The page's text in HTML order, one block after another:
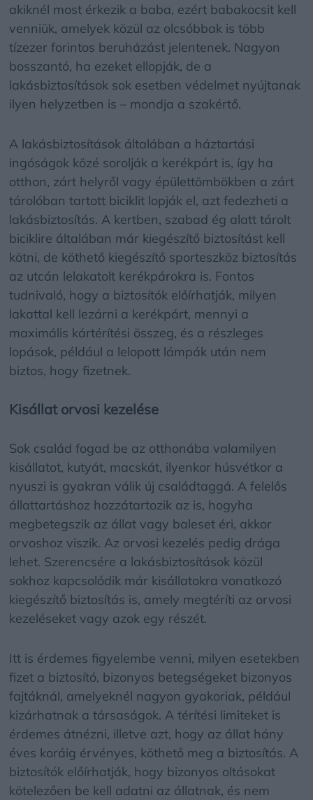
akiknél most érkezik a baba, ezért babakocsit kell
venniük, amelyek közül az olcsóbbak is több
tízezer forintos beruházást jelentenek. Nagyon
bosszantó, ha ezeket ellopják, de a
lakásbiztosítások sok esetben védelmet nyújtanak
ilyen helyzetben is – mondja a szakértő.
A lakásbiztosítások általában a háztartási
ingóságok közé sorolják a kerékpárt is, így ha
otthon, zárt helyről vagy épülettömbökben a zárt
tárolóban tartott biciklit lopják el, azt fedezheti a
lakásbiztosítás. A kertben, szabad ég alatt tárolt
biciklire általában már kiegészítő biztosítást kell
kötni, de köthető kiegészítő sporteszköz biztosítás
az utcán lelakatolt kerékpárokra is. Fontos
tudnivaló, hogy a biztosítók előírhatják, milyen
lakattal kell lezárni a kerékpárt, mennyi a
maximális kártérítési összeg, és a részleges
lopások, például a lelopott lámpák után nem
biztos, hogy fizetnek.
Kisállat orvosi kezelése
Sok család fogad be az otthonába valamilyen
kisállatot, kutyát, macskát, ilyenkor húsvétkor a
nyuszi is gyakran válik új családtaggá. A felelős
állattartáshoz hozzátartozik az is, hogyha
megbetegszik az állat vagy baleset éri, akkor
orvoshoz viszik. Az orvosi kezelés pedig drága
lehet. Szerencsére a lakásbiztosítások közül
sokhoz kapcsolódik már kisállatokra vonatkozó
kiegészítő biztosítás is, amely megtéríti az orvosi
kezeléseket vagy azok egy részét.
Itt is érdemes figyelembe venni, milyen esetekben
fizet a biztosító, bizonyos betegségeket bizonyos
fajtáknál, amelyeknél nagyon gyakoriak, például
kizárhatnak a társaságok. A térítési limiteket is
érdemes átnézni, illetve azt, hogy az állat hány
éves koráig érvényes, köthető meg a biztosítás. A
biztosítók előírhatják, hogy bizonyos oltásokat
kötelezően be kell adatni az állatnak, és nem